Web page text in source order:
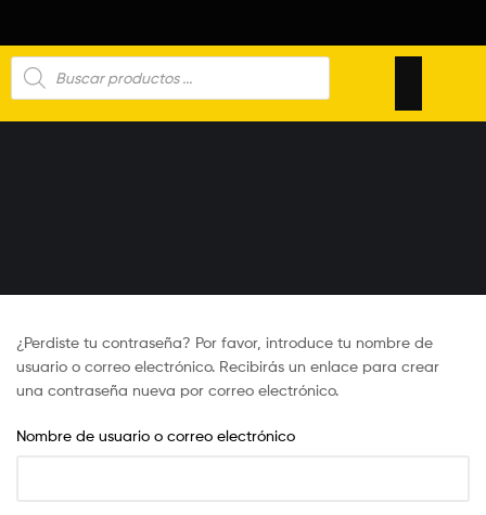
¿Perdiste tu contraseña? Por favor, introduce tu nombre de
usuario o correo electrónico. Recibirás un enlace para crear
una contraseña nueva por correo electrónico.
Nombre de usuario o correo electrónico